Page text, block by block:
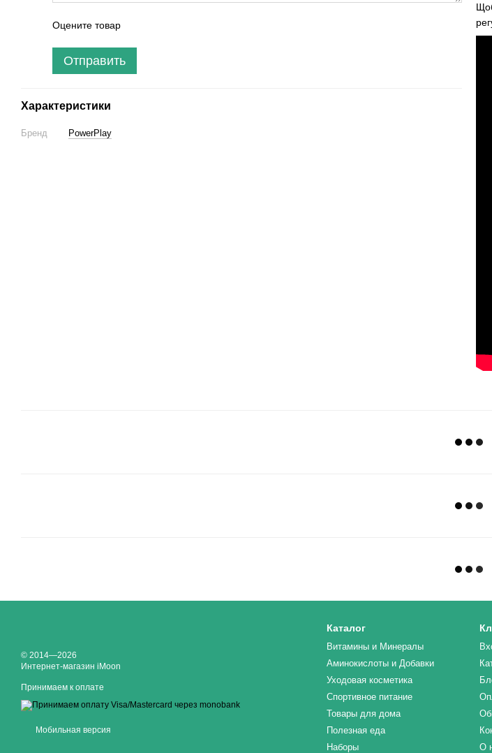
Оцените товар
Отправить
Характеристики
Бренд PowerPlay
© 2014—2026
Интернет-магазин iMoon
Принимаем к оплате
Мобильная версия
Каталог
Витамины и Минералы
Аминокислоты и Добавки
Уходовая косметика
Спортивное питание
Товары для дома
Полезная еда
Наборы
О